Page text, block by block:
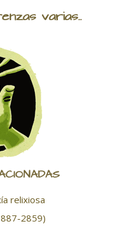
varias..
relixiosa
2859)